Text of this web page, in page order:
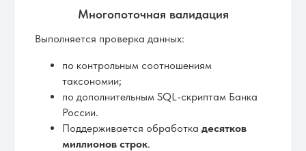
Многопоточная валидация
Выполняется проверка данных:
по контрольным соотношениям
таксономии;
по дополнительным SQL-скриптам Банка
России.
Поддерживается обработка десятков
миллионов строк.